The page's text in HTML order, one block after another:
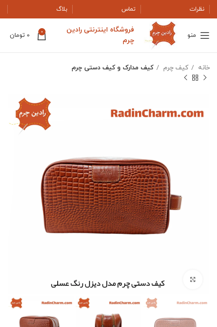
نظرات تماس بلاگ
منو
فروشگاه اینترنتی رادین
چرم
0
0 تومان
خانه کیف چرم کیف مدارک و کیف دستی چرم
بزرگنمایی تصویر